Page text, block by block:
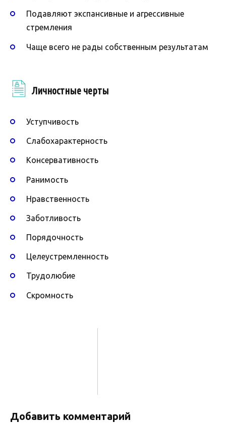
Подавляют экспансивные и агрессивные
стремления
Чаще всего не рады собственным результатам
Личностные черты
Уступчивость
Слабохарактерность
Консервативность
Ранимость
Нравственность
Заботливость
Порядочность
Целеустремленность
Трудолюбие
Скромность
Добавить комментарий